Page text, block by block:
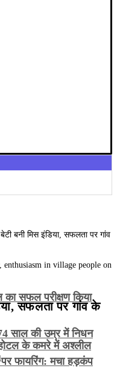
का सफल परीक्षण किया
के कमरे में अश्लील
साल की उम्र में निधन
फायरिंग: मचा हड़कंप
enthusiasm in village people on
सफलता पर गांव के